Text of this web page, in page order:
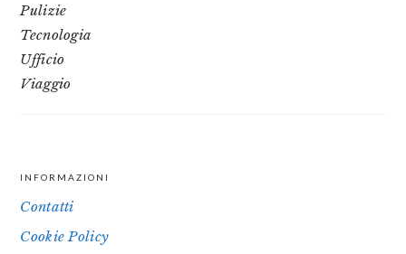
Pulizie
Tecnologia
Ufficio
Viaggio
FOOTER
INFORMAZIONI
Contatti
Cookie Policy